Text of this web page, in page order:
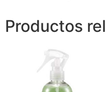
Productos